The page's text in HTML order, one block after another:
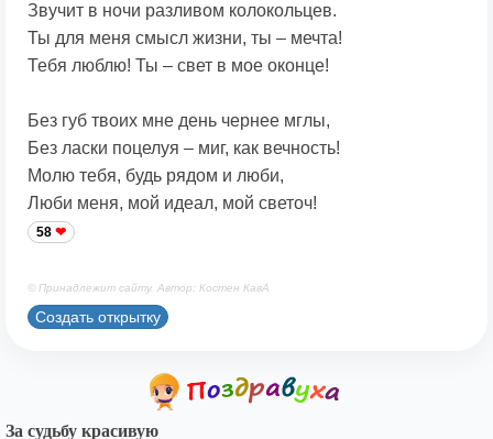
Звучит в ночи разливом колокольцев.
Ты для меня смысл жизни, ты – мечта!
Тебя люблю! Ты – свет в мое оконце!
Без губ твоих мне день чернее мглы,
Без ласки поцелуя – миг, как вечность!
Молю тебя, будь рядом и люби,
Люби меня, мой идеал, мой светоч!
58
© Принадлежит сайту. Автор: Костен КавА
Создать открытку
За судьбу красивую